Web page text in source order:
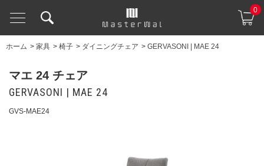
0
ホーム > 家具 > 椅子 > ダイニングチェア > GERVASONI | MAE 24
マエ 24 チェア
GERVASONI | MAE 24
GVS-MAE24